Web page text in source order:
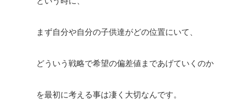
まず自分や自分の子供達がどの位置にいて、
どういう戦略で希望の偏差値まであげていくのか
を最初に考える事は凄く大切なんです。